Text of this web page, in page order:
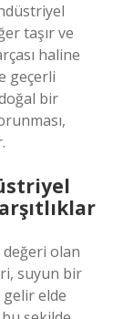
taşır ve
haline
geçerli
bir
olan
suyun bir
gelir elde